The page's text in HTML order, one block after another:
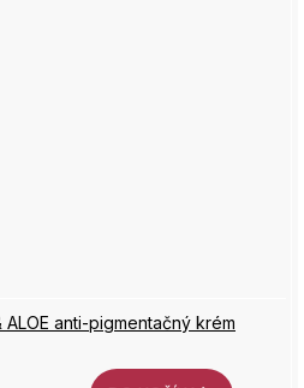
anti-pigmentačný krém